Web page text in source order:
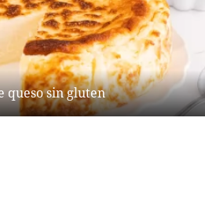
queso sin gluten